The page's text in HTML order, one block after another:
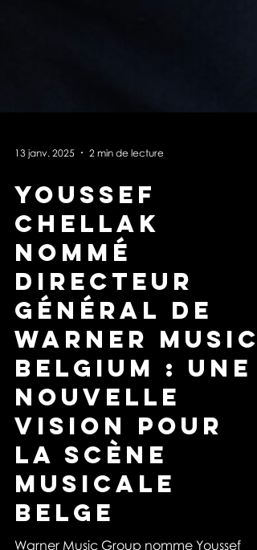
Youssef
Chellak
nommé
directeur
général de
Warner Music
Belgium : Une
nouvelle
vision pour
la scène
musicale
Belge